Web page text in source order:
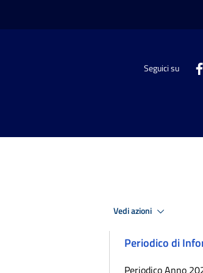
Seguici su
Vedi azioni
Periodico di
Periodico Anno